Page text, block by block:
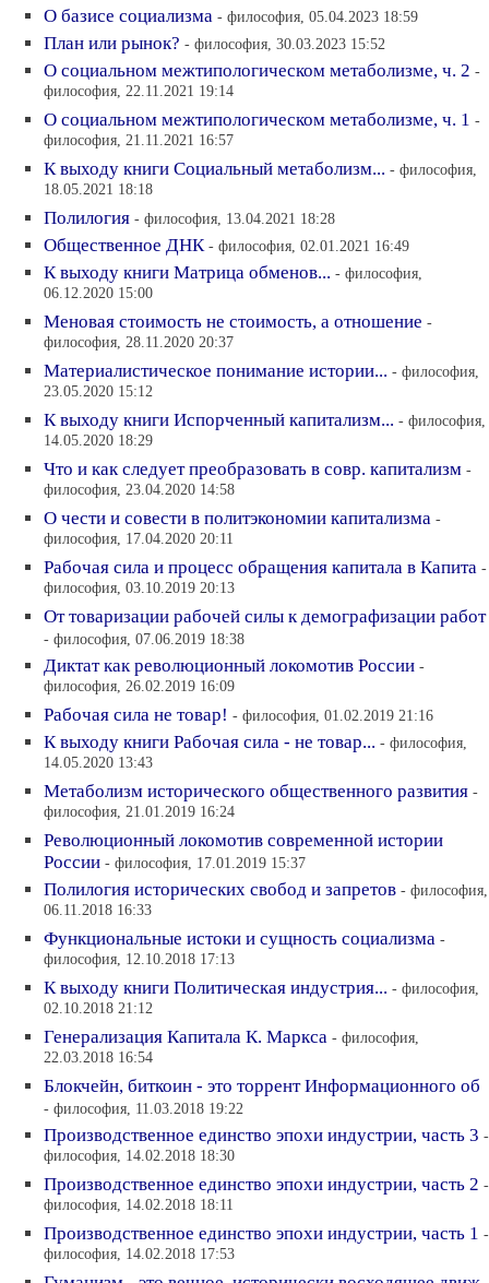
О базисе социализма - философия, 05.04.2023 18:59
План или рынок? - философия, 30.03.2023 15:52
О социальном межтипологическом метаболизме, ч. 2 -
философия, 22.11.2021 19:14
О социальном межтипологическом метаболизме, ч. 1 -
философия, 21.11.2021 16:57
К выходу книги Социальный метаболизм... - философия,
18.05.2021 18:18
Полилогия - философия, 13.04.2021 18:28
Общественное ДНК - философия, 02.01.2021 16:49
К выходу книги Матрица обменов... - философия,
06.12.2020 15:00
Меновая стоимость не стоимость, а отношение -
философия, 28.11.2020 20:37
Материалистическое понимание истории... - философия,
23.05.2020 15:12
К выходу книги Испорченный капитализм... - философия,
14.05.2020 18:29
Что и как следует преобразовать в совр. капитализм -
философия, 23.04.2020 14:58
О чести и совести в политэкономии капитализма -
философия, 17.04.2020 20:11
Рабочая сила и процесс обращения капитала в Капита -
философия, 03.10.2019 20:13
От товаризации рабочей силы к демографизации работ
- философия, 07.06.2019 18:38
Диктат как революционный локомотив России -
философия, 26.02.2019 16:09
Рабочая сила не товар! - философия, 01.02.2019 21:16
К выходу книги Рабочая сила - не товар... - философия,
14.05.2020 13:43
Метаболизм исторического общественного развития -
философия, 21.01.2019 16:24
Революционный локомотив современной истории
России - философия, 17.01.2019 15:37
Полилогия исторических свобод и запретов - философия,
06.11.2018 16:33
Функциональные истоки и сущность социализма -
философия, 12.10.2018 17:13
К выходу книги Политическая индустрия... - философия,
02.10.2018 21:12
Генерализация Капитала К. Маркса - философия,
22.03.2018 16:54
Блокчейн, биткоин - это торрент Информационного об
- философия, 11.03.2018 19:22
Производственное единство эпохи индустрии, часть 3 -
философия, 14.02.2018 18:30
Производственное единство эпохи индустрии, часть 2 -
философия, 14.02.2018 18:11
Производственное единство эпохи индустрии, часть 1 -
философия, 14.02.2018 17:53